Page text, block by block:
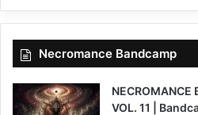
Necromance Bandcamp
NECROMANCE
VOL. 11 |